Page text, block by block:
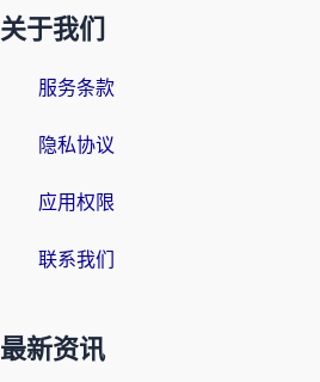
关于我们
服务条款
隐私协议
应用权限
联系我们
最新资讯